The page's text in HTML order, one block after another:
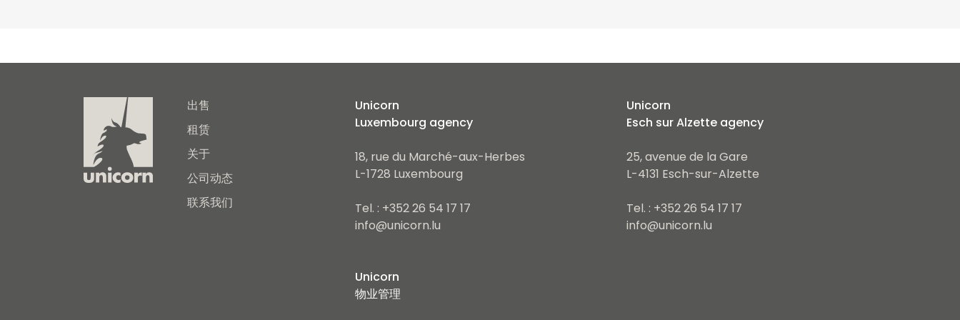
出售
租赁
关于
公司动态
联系我们
Unicorn
Luxembourg agency
18, rue du Marché-aux-Herbes
L-1728 Luxembourg
Tel. : +352 26 54 17 17
info@unicorn.lu
Unicorn
Esch sur Alzette agency
25, avenue de la Gare
L-4131 Esch-sur-Alzette
Tel. : +352 26 54 17 17
info@unicorn.lu
Unicorn
物业管理